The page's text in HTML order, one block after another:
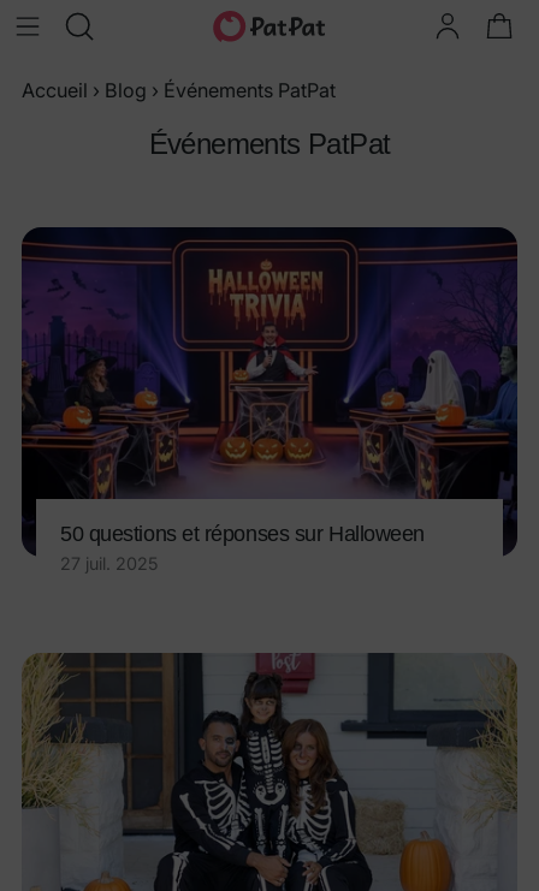
Accueil › Blog › Événements PatPat
Événements PatPat
50 questions et réponses sur Halloween
27 juil. 2025